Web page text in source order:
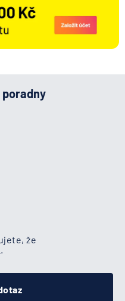
poradny
že